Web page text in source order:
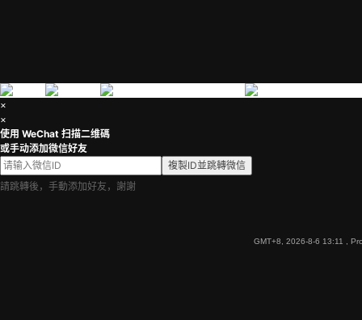
×
×
使用 WeChat 扫描二维碼
或手动添加微信好友
複製ID並跳轉微信
請跳轉後，手動添加好友，謝謝
GMT+8, 2026-8-6 13:11 ,